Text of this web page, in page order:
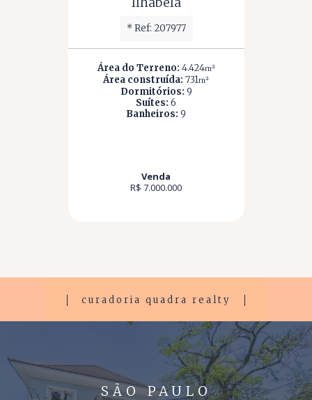
* Ref: 207977
Área do Terreno: 4.424m²
Área construída: 731m²
Dormitórios: 9
Suítes: 6
Banheiros: 9
Venda
R$ 7.000.000
curadoria quadra realty
SÃO PAULO